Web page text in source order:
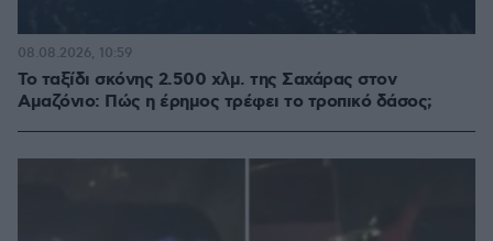
Το ταξίδι σκόνης 2.500 χλμ. της Σαχάρας στον
Αμαζόνιο: Πώς η έρημος τρέφει το τροπικό δάσος;
08.08.2026, 10:59